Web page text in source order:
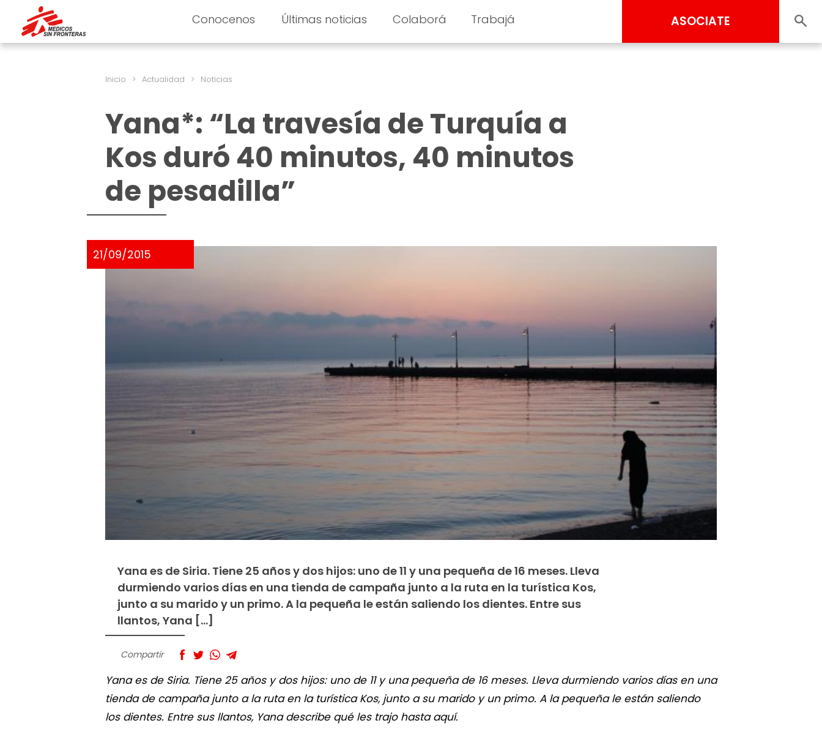
Conocenos Últimas noticias Colaborá Trabajá ASOCIATE
Inicio > Actualidad > Noticias
Yana*: “La travesía de Turquía a
Kos duró 40 minutos, 40 minutos
de pesadilla”
21/09/2015
Yana es de Siria. Tiene 25 años y dos hijos: uno de 11 y una pequeña de 16 meses. Lleva
durmiendo varios días en una tienda de campaña junto a la ruta en la turística Kos,
junto a su marido y un primo. A la pequeña le están saliendo los dientes. Entre sus
llantos, Yana […]
Compartir
Yana es de Siria. Tiene 25 años y dos hijos: uno de 11 y una pequeña de 16 meses. Lleva durmiendo varios días en una
tienda de campaña junto a la ruta en la turística Kos, junto a su marido y un primo. A la pequeña le están saliendo
los dientes. Entre sus llantos, Yana describe qué les trajo hasta aquí.